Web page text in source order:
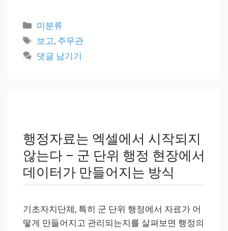
카
테
리
미분류
태
그
보고, 주무관
댓글 남기기
행정자료는 엑셀에서 시작되지
않는다 – 군 단위 행정 현장에서
데이터가 만들어지는 방식
기초자치단체, 특히 군 단위 행정에서 자료가 어
떻게 만들어지고 관리되는지를 살펴보면 행정의